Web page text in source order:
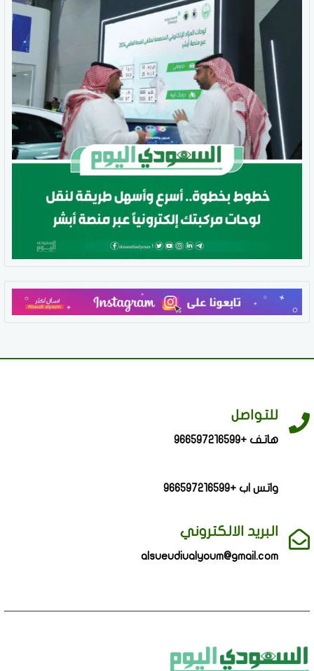
للتواصل
هاتف +966597216599
واتس اب +966597216599
البريد الالكتروني
alsueudiualyoum@gmail.com